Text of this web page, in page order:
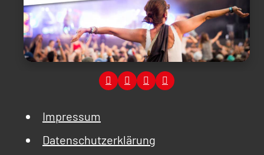
Impressum
Datenschutzerklärung